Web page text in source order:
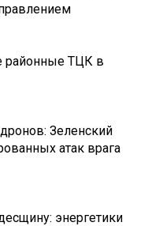
районные ТЦК в
Зеленский
атак врага
энергетики